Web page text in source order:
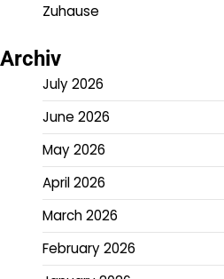
Zuhause
Archiv
July 2026
June 2026
May 2026
April 2026
March 2026
February 2026